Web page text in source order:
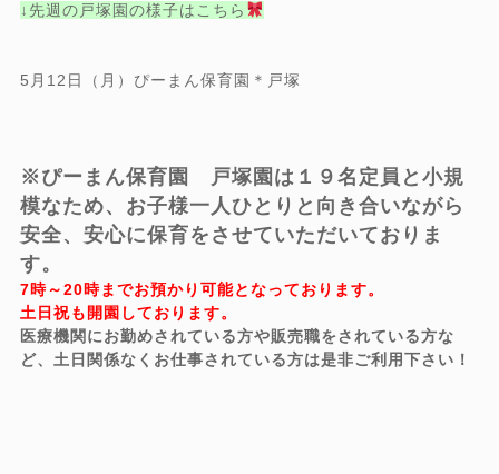
↓先週の戸塚園の様子はこちら
5月12日（月）ぴーまん保育園＊戸塚
※ぴーまん保育園 戸塚園は１９名定員と小規
模なため、お子様一人ひとりと向き合いながら
安全、安心に保育をさせていただいておりま
す。
7時～20時までお預かり可能となっております。
土日祝も開園しております。
医療機関にお勤めされている方や販売職をされている方な
ど、土日関係なくお仕事されている方は是非ご利用下さい！